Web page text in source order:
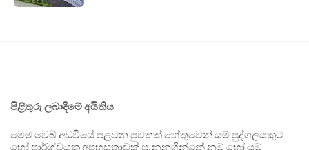
පිළිතුරු ලබාදීමේ අයිතිය
මෙම වෙබ් අඩවියේ පළවන පුවතක් හේතුවෙන් යම් පුද්ගලයකුට
හෝ පාර්ශ්වයක අපහසුතාවක් පැනනගින්නේ නම් හෝ යම්